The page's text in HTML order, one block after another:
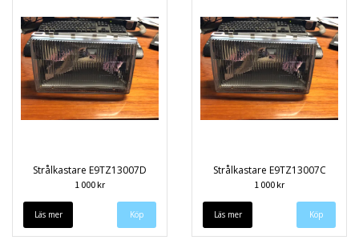
Strålkastare E9TZ13007D
1 000 kr
Läs mer
Strålkastare E9TZ13007C
1 000 kr
Läs mer